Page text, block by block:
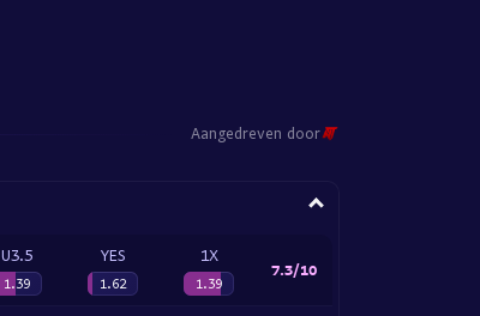
Aangedreven door
U3.5
1.39
YES
1.62
1X
1.39
7.3/10